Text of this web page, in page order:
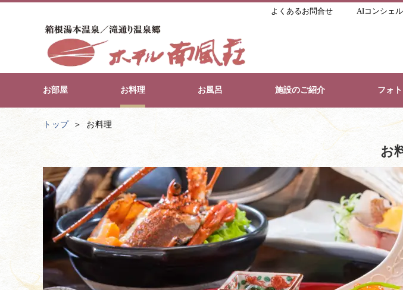
よくあるお問合せ AIコンシェ
お部屋 お料理 お風呂 施設のご紹介 フォ
トップ お料理
お